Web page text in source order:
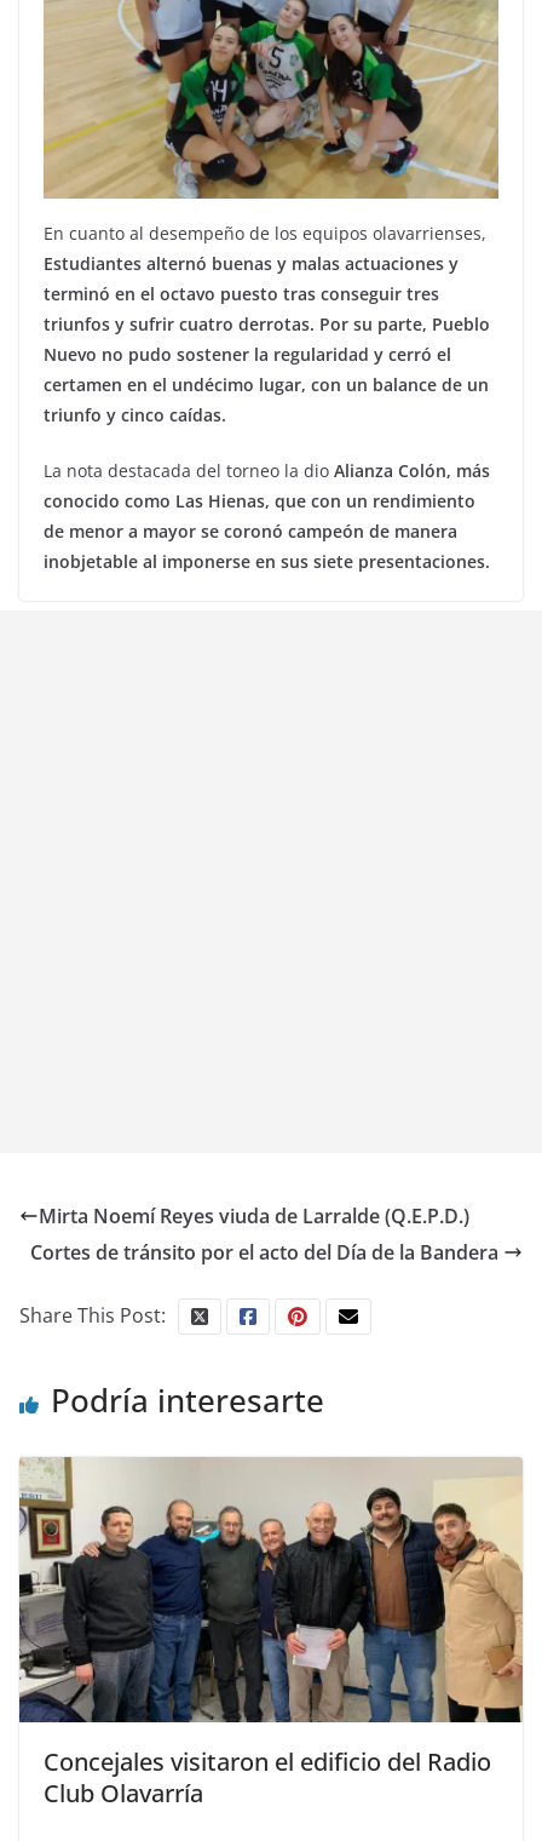
En cuanto al desempeño de los equipos olavarrienses,
Estudiantes alternó buenas y malas actuaciones y
terminó en el octavo puesto tras conseguir tres
triunfos y sufrir cuatro derrotas. Por su parte, Pueblo
Nuevo no pudo sostener la regularidad y cerró el
certamen en el undécimo lugar, con un balance de un
triunfo y cinco caídas.
La nota destacada del torneo la dio Alianza Colón, más
conocido como Las Hienas, que con un rendimiento
de menor a mayor se coronó campeón de manera
inobjetable al imponerse en sus siete presentaciones.
Mirta Noemí Reyes viuda de Larralde (Q.E.P.D.)
Cortes de tránsito por el acto del Día de la Bandera
Share This Post:
Podría interesarte
Concejales visitaron el edificio del Radio
Club Olavarría